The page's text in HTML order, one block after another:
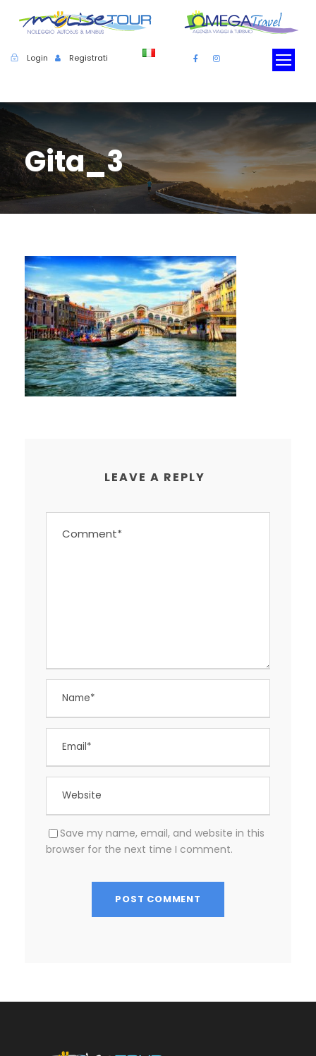
Login Registrati
Gita_3
LEAVE A REPLY
Save my name, email, and website in this
browser for the next time I comment.